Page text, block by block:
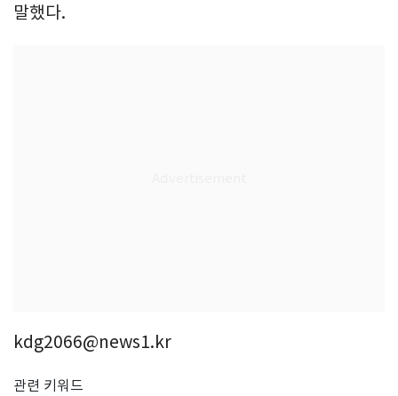
말했다.
kdg2066@news1.kr
관련 키워드